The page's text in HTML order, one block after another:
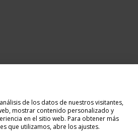
de los datos de nuestros visitantes,
mostrar contenido personalizado y
en el sitio web. Para obtener más
que utilizamos, abre los ajustes.